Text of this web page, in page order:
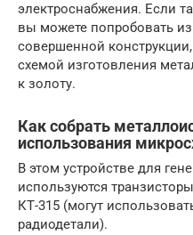
электроснабжения. Если
вы можете попробовать
совершенной
схемой изготовления
к золоту.
Как собрать
использования
В этом устройстве для
используются
КТ-315 (могут
радиодетали).